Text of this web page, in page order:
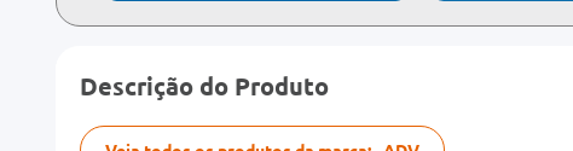
Descrição do Produto